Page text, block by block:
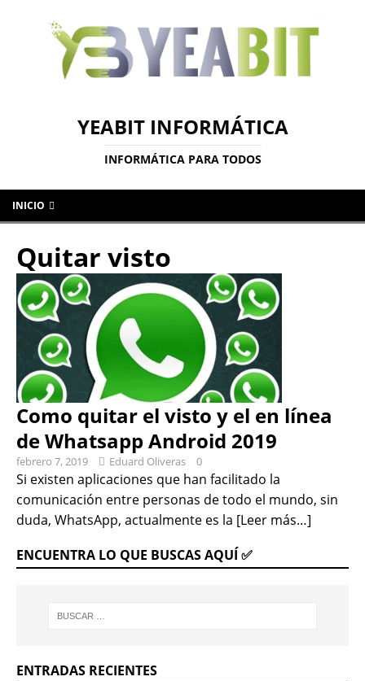
YEABIT INFORMÁTICA
INFORMÁTICA PARA TODOS
INICIO
Quitar visto
Como quitar el visto y el en línea
de Whatsapp Android 2019
febrero 7, 2019 Eduard Oliveras 0
Si existen aplicaciones que han facilitado la
comunicación entre personas de todo el mundo, sin
duda, WhatsApp, actualmente es la [Leer más…]
ENCUENTRA LO QUE BUSCAS AQUÍ ✅
ENTRADAS RECIENTES